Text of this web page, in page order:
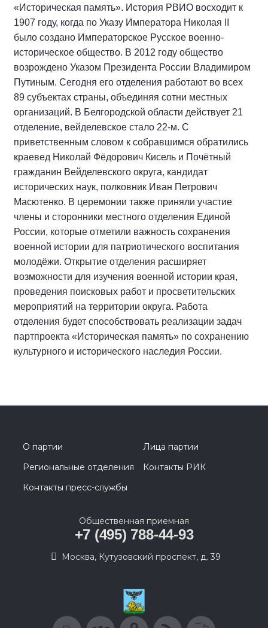
«Историческая память». История РВИО восходит к
1907 году, когда по Указу Императора Николая II
было создано Императорское Русское военно-
историческое общество. В 2012 году общество
возрождено Указом Президента России Владимиром
Путиным. Сегодня его отделения работают во всех
89 субъектах страны, объединяя сотни местных
организаций. В Белгородской области действует 21
отделение, вейделевское стало 22-м. С
приветственным словом к собравшимся обратились
краевед Николай Фёдорович Кисель и Почётный
гражданин Вейделевского округа, кандидат
исторических наук, полковник Иван Петрович
Масютенко. В церемонии также приняли участие
члены и сторонники местного отделения Единой
России, которые отметили важность сохранения
военной истории для патриотического воспитания
молодёжи. Открытие отделения расширяет
возможности для изучения военной истории края,
проведения поисковых работ и просветительских
мероприятий на территории округа. Работа
отделения будет способствовать реализации задач
партпроекта «Историческая память» по сохранению
культурного и исторического наследия России.
О партии
Лица партии
Региональные отделения
Контакты РИК
Контакты пресс-службы
Общественная приемная
+7 (495) 788-44-93
Москва, Кутузовский проспект, д. 39